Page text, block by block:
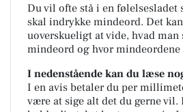
Du vil ofte stå i en følelsesladet
skal indrykke mindeord. Det
uoverskueligt at vide, hvad man
mindeord og hvor mindeordene
I nedenstående kan du læse
I en avis betaler du per
være at sige alt det du gerne vil.